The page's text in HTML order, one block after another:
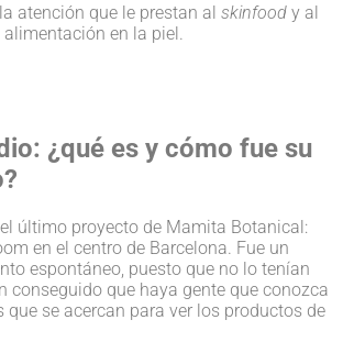
atención que le prestan al skinfood y al
en la piel.
¿qué es y cómo fue su
último proyecto de Mamita Botanical:
en el centro de Barcelona. Fue un
espontáneo, puesto que no lo tenían
conseguido que haya gente que conozca
que se acercan para ver los productos de